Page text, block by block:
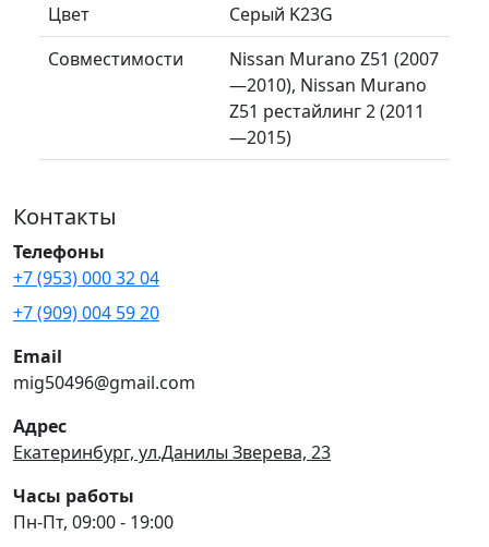
Цвет
Серый K23G
Совместимости
Nissan Murano Z51 (2007
—2010), Nissan Murano
Z51 рестайлинг 2 (2011
—2015)
Контакты
Телефоны
+7 (953) 000 32 04
+7 (909) 004 59 20
Email
mig50496@gmail.com
Адрес
Екатеринбург, ул.Данилы Зверева, 23
Часы работы
Пн-Пт, 09:00 - 19:00